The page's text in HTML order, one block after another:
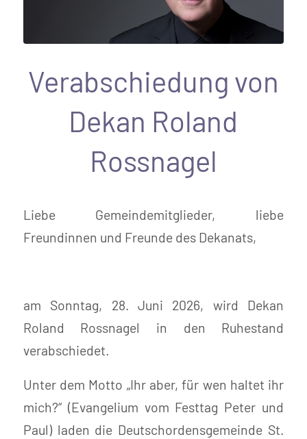
Verabschiedung von
Dekan Roland
Rossnagel
Liebe Gemeindemitglieder, liebe
Freundinnen und Freunde des Dekanats,
am Sonntag, 28. Juni 2026, wird Dekan
Roland Rossnagel in den Ruhestand
verabschiedet.
Unter dem Motto „Ihr aber, für wen haltet ihr
mich?“ (Evangelium vom Festtag Peter und
Paul) laden die Deutschordensgemeinde St.